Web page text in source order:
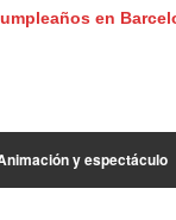
en
y espectáculo